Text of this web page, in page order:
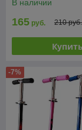
В наличии
165 руб. 210 руб.
Купить
-7%